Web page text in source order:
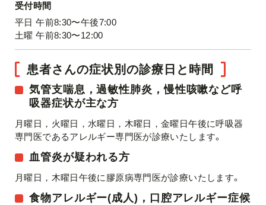
受付時間
平日 午前8:30〜午後7:00
土曜 午前8:30〜12:00
患者さんの症状別の診療日と時間
気管支喘息，過敏性肺炎，慢性咳嗽など呼
吸器症状が主な方
月曜日，火曜日，水曜日，木曜日，金曜日午後に呼吸器
専門医であるアレルギー専門医が診療いたします。
血管炎が疑われる方
月曜日，木曜日午後に膠原病専門医が診療いたします。
食物アレルギー(成人)，口腔アレルギー症候